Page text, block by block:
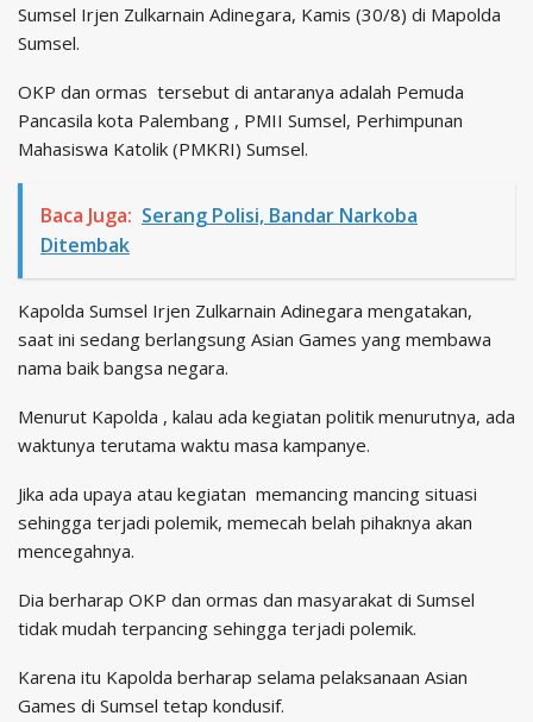
Sumsel Irjen Zulkarnain Adinegara, Kamis (30/8) di Mapolda
Sumsel.
OKP dan ormas tersebut di antaranya adalah Pemuda
Pancasila kota Palembang , PMII Sumsel, Perhimpunan
Mahasiswa Katolik (PMKRI) Sumsel.
Baca Juga: Serang Polisi, Bandar Narkoba
Ditembak
Kapolda Sumsel Irjen Zulkarnain Adinegara mengatakan,
saat ini sedang berlangsung Asian Games yang membawa
nama baik bangsa negara.
Menurut Kapolda , kalau ada kegiatan politik menurutnya, ada
waktunya terutama waktu masa kampanye.
Jika ada upaya atau kegiatan memancing mancing situasi
sehingga terjadi polemik, memecah belah pihaknya akan
mencegahnya.
Dia berharap OKP dan ormas dan masyarakat di Sumsel
tidak mudah terpancing sehingga terjadi polemik.
Karena itu Kapolda berharap selama pelaksanaan Asian
Games di Sumsel tetap kondusif.